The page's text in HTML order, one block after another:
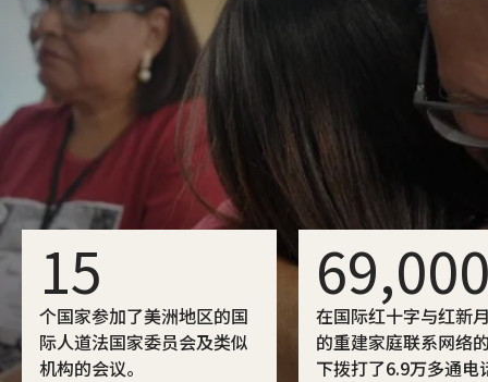
15
个国家参加了美洲地区的国
际人道法国家委员会及类似
机构的会议。
在国际红十字与红新
的重建家庭联系网络
下拨打了6.9万多通电